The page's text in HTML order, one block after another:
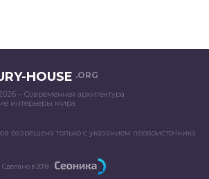
HOUSE .ORG
– Современная архитектура
интерьеры мира
разрешена только с указанием первоисточника
Сделано в 2018